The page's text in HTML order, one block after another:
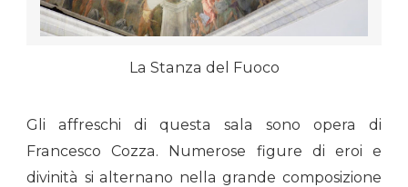
La Stanza del Fuoco
Gli affreschi di questa sala sono opera di
Francesco Cozza. Numerose figure di eroi e
divinità si alternano nella grande composizione